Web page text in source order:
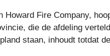
Howard Fire Company,
die de afdeling
staan, inhoudt totdat